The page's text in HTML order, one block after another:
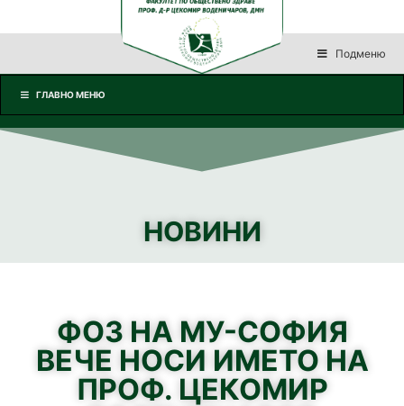
Подменю
ГЛАВНО МЕНЮ
НОВИНИ
ФОЗ НА МУ-СОФИЯ
ВЕЧЕ НОСИ ИМЕТО НА
ПРОФ. ЦЕКОМИР